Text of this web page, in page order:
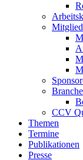
CCV
Themen
Termine
Publikationen
Presse